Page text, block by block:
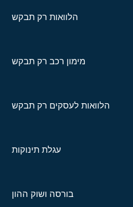
הלוואות רק תבקש
מימון רכב רק תבקש
הלוואות לעסקים רק תבקש
עגלת תינוקות
בורסה ושוק ההון